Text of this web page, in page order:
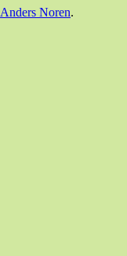
Anders Noren.